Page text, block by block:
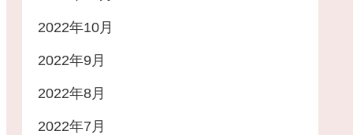
2022年10月
2022年9月
2022年8月
2022年7月